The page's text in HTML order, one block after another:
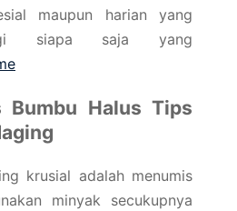
maupun harian yang
siapa saja yang
Bumbu Halus Tips
krusial adalah menumis
minyak secukupnya